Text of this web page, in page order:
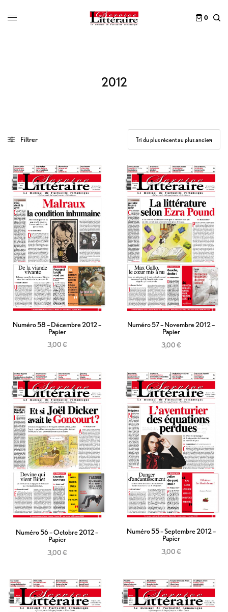
0
2012
Filtrer
Numéro 58 – Décembre 2012 –
Papier
3,00€
Numéro 57 – Novembre 2012 –
Papier
3,00€
Numéro 56 – Octobre 2012 –
Papier
3,00€
Numéro 55 – Septembre 2012 –
Papier
3,00€